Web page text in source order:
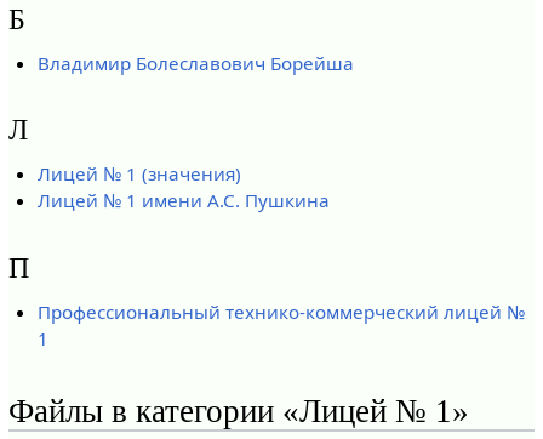
Б
Владимир Болеславович Борейша
Л
Лицей № 1 (значения)
Лицей № 1 имени А.С. Пушкина
П
Профессиональный технико-коммерческий лицей №
1
Файлы в категории «Лицей № 1»